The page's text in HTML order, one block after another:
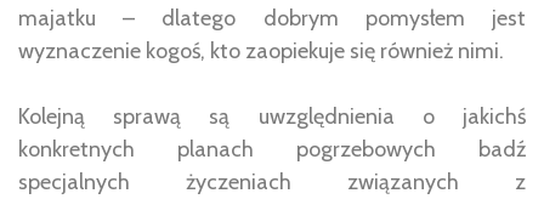
majatku – dlatego dobrym pomysłem jest
wyznaczenie kogoś, kto zaopiekuje się również nimi.
Kolejną sprawą są uwzględnienia o jakichś
konkretnych planach pogrzebowych badź
specjalnych życzeniach związanych z